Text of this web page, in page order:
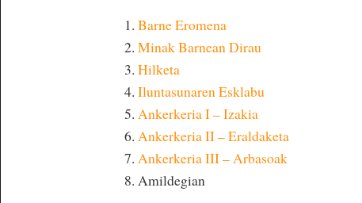
Barne Eromena
Minak Barnean Dirau
Hilketa
Iluntasunaren Esklabu
Ankerkeria I – Izakia
Ankerkeria II – Eraldaketa
Ankerkeria III – Arbasoak
Amildegian